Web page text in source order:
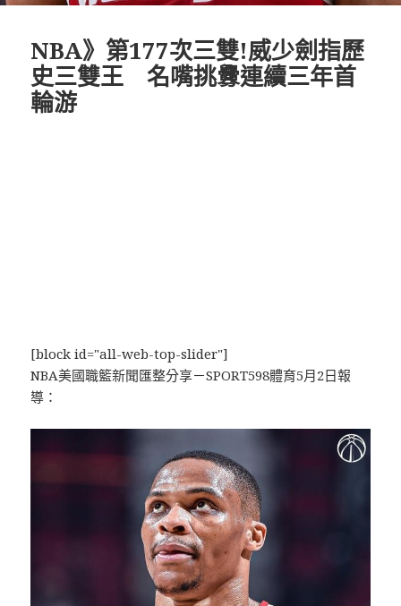
NBA》第177次三雙!威少劍指歷
史三雙王 名嘴挑釁連續三年首
輪游
[block id="all-web-top-slider"]
NBA美國職籃新聞匯整分享－SPORT598體育5月2日報
導：